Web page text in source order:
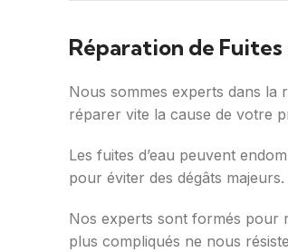
Réparation de Fuites
Nous sommes experts dans la
réparer vite la cause de votre
Les fuites d’eau peuvent
pour éviter des dégâts majeurs.
Nos experts sont formés pour
plus compliqués ne nous